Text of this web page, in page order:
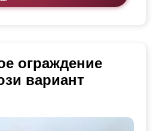
ограждение
вариант